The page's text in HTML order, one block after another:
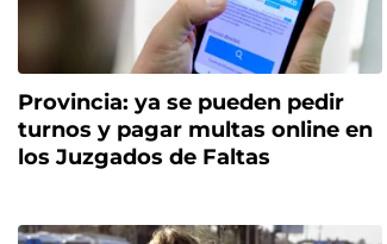
Provincia: ya se pueden pedir
turnos y pagar multas online en
los Juzgados de Faltas